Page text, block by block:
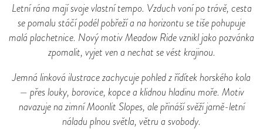
Letní rána mají svoje vlastní tempo. Vzduch voní po trávě, cesta
se pomalu stáčí podél pobřeží a na horizontu se tiše pohupuje
malá plachetnice. Nový motiv Meadow Ride vznikl jako pozvánka
zpomalit, vyjet ven a nechat se vést krajinou.
Jemná linková ilustrace zachycuje pohled z řídítek horského kola
— přes louky, borovice, kopce a klidnou hladinu moře. Motiv
navazuje na zimní Moonlit Slopes, ale přináší svěží jarně-letní
náladu plnou světla, větru a svobody.